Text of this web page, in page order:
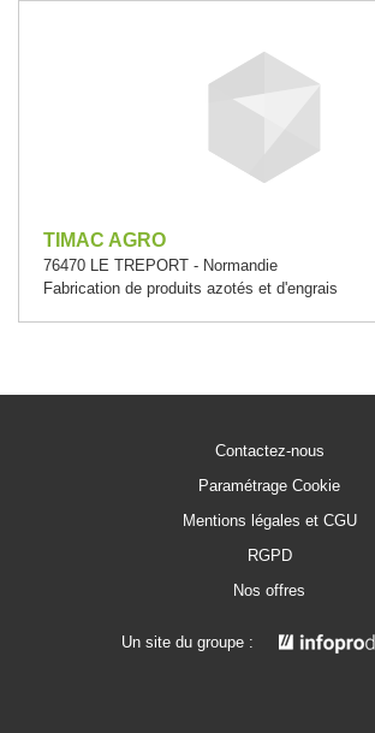
TIMAC AGRO
76470 LE TREPORT - Normandie
Fabrication de produits azotés et d'engrais
Contactez-nous
Paramétrage Cookie
Mentions légales et CGU
RGPD
Nos offres
Un site du groupe :